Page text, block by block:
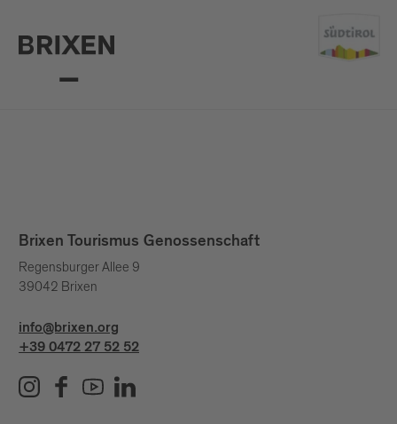
Brixen Tourismus Genossenschaft
Regensburger Allee 9
39042 Brixen
info@brixen.org
+39 0472 27 52 52